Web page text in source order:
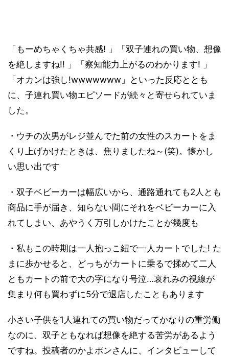
「もーめちゃくちゃ共感! 」「双子連れの買い物、想像
を絶しますね!! 」「察知能力上がるのわかります! 」
「オカンは強し!wwwwwww」といった反応ととも
に、子連れ買い物エピソードが続々と寄せられていま
した。
・ウチの次男がレジ並んでた前の女性のスカートをま
くり上げかけたときは、焦りましたね～(笑)。懐かし
い思い出です
・双子ベビーカーは幅広いから、通路通れても2人とも
商品に手が届き、知らない間にそれをベビーカーに入
れてしまい、あやうく万引しかけたことが幾度も
・私もこの時期は一人抱っこ紐で一人カートでした! た
まに歩かせると、どっちがカートに乗るで揉めて二人
ともカートの前で大の字になり号泣…哀れみの視線が
集まり何も買わずに5分で退店したこともあります
小さい子供を1人連れての買い物だってかなりの重労働
なのに、双子ともなれば想像を絶する苦労があるよう
ですね。投稿者のかよポンさんに、インタビューして